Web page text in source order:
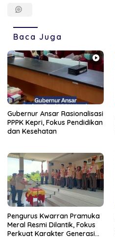
Baca Juga
Gubernur Ansar Rasionalisasi
PPPK Kepri, Fokus Pendidikan
dan Kesehatan
Pengurus Kwarran Pramuka
Meral Resmi Dilantik, Fokus
Perkuat Karakter Generasi